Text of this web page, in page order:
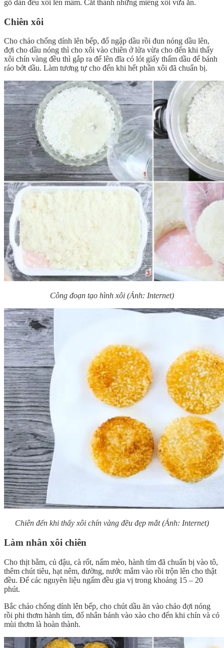
gỗ dàn đều xôi lên mâm. Cắt thành những miếng xôi vừa ăn.
Chiên xôi
Cho chảo chống dính lên bếp, đổ ngập dầu rồi đun nóng dầu lên,
đợi cho dầu nóng thì cho xôi vào chiên ở lửa vừa cho đến khi thấy
xôi chín vàng đều thì gắp ra để lên đĩa có lót giấy thấm dầu để bánh
ráo bớt dầu. Làm tương tự cho đến khi hết phần xôi đã chuẩn bị.
Công đoạn tạo hình xôi (Ảnh: Internet)
Chiên đến khi thấy xôi chín vàng đều đẹp mắt (Ảnh: Internet)
Làm nhân xôi chiên
Cho thịt bằm, củ đậu, cà rốt, nấm mèo, hành tím đã chuẩn bị vào tô,
thêm chút tiêu, hạt nêm, đường, nước mắm vào rồi trộn lên cho thật
đều. Để các nguyên liệu ngấm đều gia vị trong khoảng 15 – 20
phút.
Bắc chảo chống dính lên bếp, cho chút dầu ăn vào chảo đợi nóng
rồi phi thơm hành tím, đổ nhân bánh vào xào cho đến khi chín và có
mùi thơm là hoàn thành.